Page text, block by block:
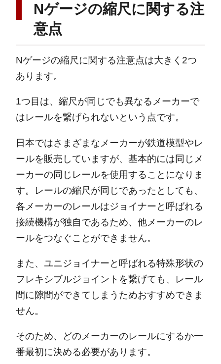
Nゲージの縮尺に関する注
意点
Nゲージの縮尺に関する注意点は大きく2つ
あります。
1つ目は、縮尺が同じでも異なるメーカーで
はレールを繋げられないという点です。
日本ではさまざまなメーカーが鉄道模型やレ
ールを販売していますが、基本的には同じメ
ーカーの同じレールを使用することになりま
す。レールの縮尺が同じであったとしても、
各メーカーのレールはジョイナーと呼ばれる
接続機構が独自であるため、他メーカーのレ
ールをつなぐことができません。
また、ユニジョイナーと呼ばれる特殊形状の
フレキシブルジョイントを繋げても、レール
間に隙間ができてしまうためおすすめできま
せん。
そのため、どのメーカーのレールにするか一
番最初に決める必要があります。